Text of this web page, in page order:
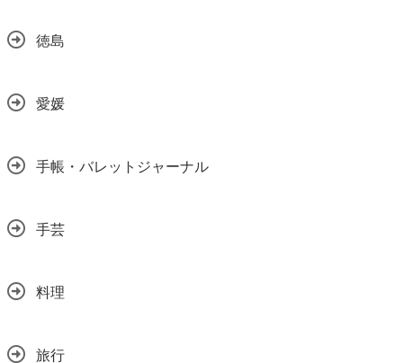
徳島
愛媛
手帳・バレットジャーナル
手芸
料理
旅行